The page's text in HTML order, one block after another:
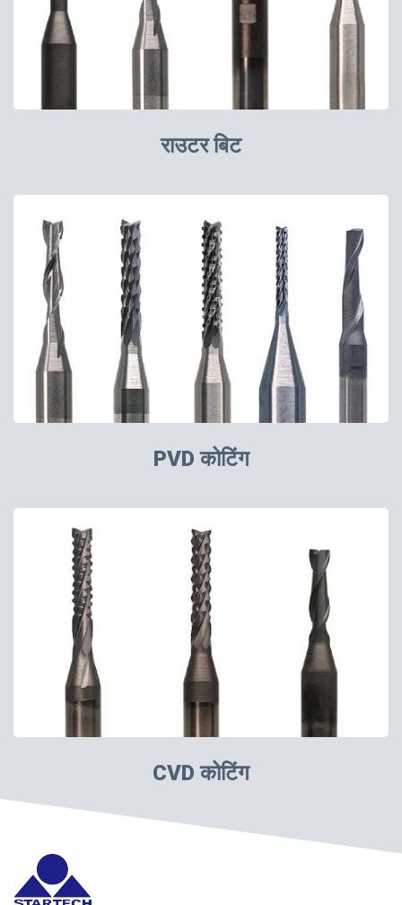
राउटर बिट
PVD कोटिंग
CVD कोटिंग